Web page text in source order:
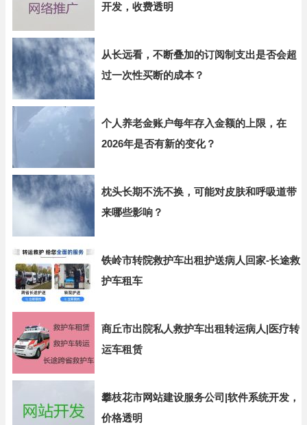
开发，收费透明
从长远看，不断叠加的订阅制支出是否会超
过一次性买断的成本？
个人养老金账户每年存入金额的上限，在
2026年是否有新的变化？
枕头长期不洗不换，可能对皮肤和呼吸道带
来哪些影响？
铁岭市转院救护车出租护送病人回家-长途救
护车租车
商丘市出院私人救护车出租转运病人|医疗转
运车租赁
攀枝花市网站建设服务公司|软件系统开发，
价格透明